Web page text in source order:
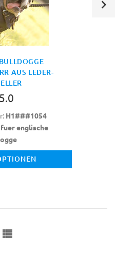
AUS LEDER-
H1###1054
englische